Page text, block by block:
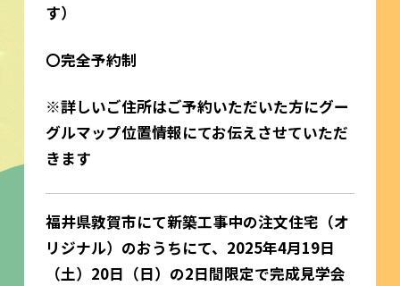
す）
〇完全予約制
※詳しいご住所はご予約いただいた方にグー
グルマップ位置情報にてお伝えさせていただ
きます
福井県敦賀市にて新築工事中の注文住宅（オ
リジナル）のおうちにて、2025年4月19日
（土）20日（日）の2日間限定で完成見学会